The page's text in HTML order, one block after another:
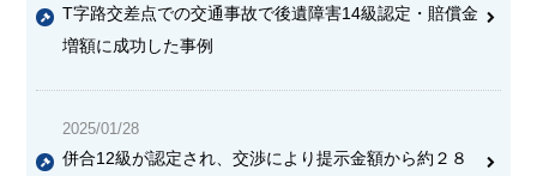
T字路交差点での交通事故で後遺障害14級認定・賠償金
増額に成功した事例
2025/01/28
併合12級が認定され、交渉により提示金額から約２８